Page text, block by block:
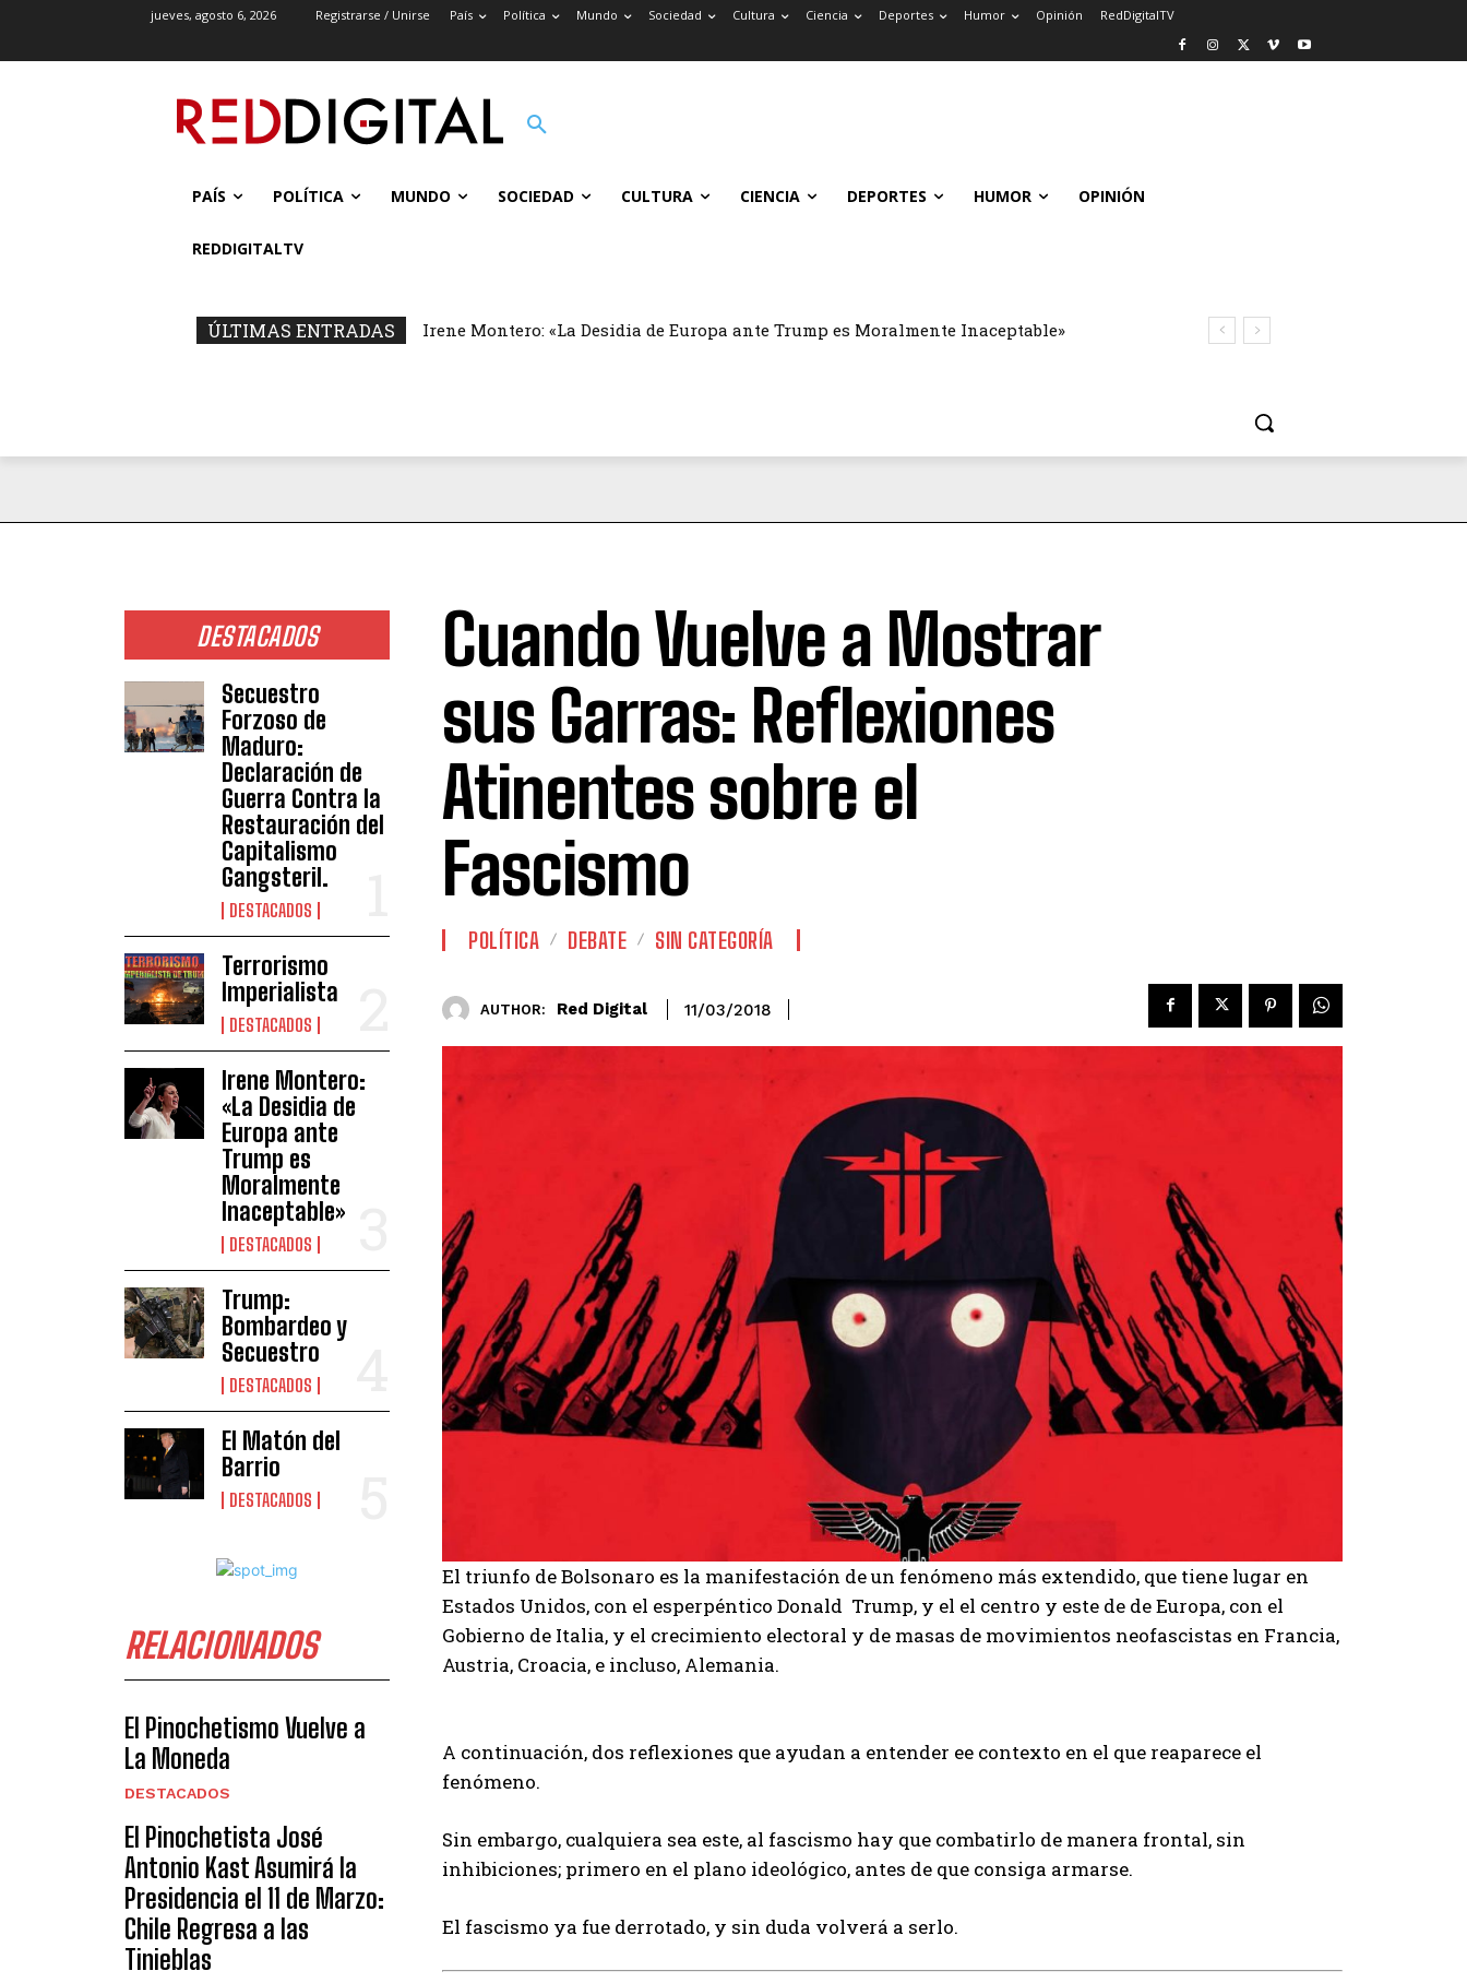
jueves, agosto 6, 2026 Registrarse / Unirse País Política Mundo Sociedad Cultura Ciencia Deportes Humor Opinión RedDigitalTV
PAÍS POLÍTICA MUNDO SOCIEDAD CULTURA CIENCIA DEPORTES HUMOR OPINIÓN
REDDIGITALTV
ÚLTIMAS ENTRADAS Irene Montero: «La Desidia de Europa ante Trump es Moralmente Inaceptable»
DESTACADOS
Secuestro
Forzoso de
Maduro:
Declaración de
Guerra Contra la
Restauración del
Capitalismo
Gangsteril.
DESTACADOS
Terrorismo
Imperialista
DESTACADOS
Irene Montero:
«La Desidia de
Europa ante
Trump es
Moralmente
Inaceptable»
DESTACADOS
Trump:
Bombardeo y
Secuestro
DESTACADOS
El Matón del
Barrio
DESTACADOS
RELACIONADOS
El Pinochetismo Vuelve a
La Moneda
DESTACADOS
El Pinochetista José
Antonio Kast Asumirá la
Presidencia el 11 de Marzo:
Chile Regresa a las
Tinieblas
Cuando Vuelve a Mostrar
sus Garras: Reflexiones
Atinentes sobre el
Fascismo
POLÍTICA DEBATE SIN CATEGORÍA
AUTHOR: Red Digital 11/03/2018
El triunfo de Bolsonaro es la manifestación de un fenómeno más extendido, que tiene lugar en
Estados Unidos, con el esperpéntico Donald Trump, y el el centro y este de de Europa, con el
Gobierno de Italia, y el crecimiento electoral y de masas de movimientos neofascistas en Francia,
Austria, Croacia, e incluso, Alemania.
A continuación, dos reflexiones que ayudan a entender ee contexto en el que reaparece el
fenómeno.
Sin embargo, cualquiera sea este, al fascismo hay que combatirlo de manera frontal, sin
inhibiciones; primero en el plano ideológico, antes de que consiga armarse.
El fascismo ya fue derrotado, y sin duda volverá a serlo.